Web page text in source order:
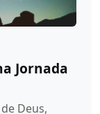
Jornada
Deus,